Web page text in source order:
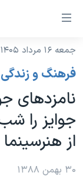
لینکهای
دسترسی
جهش
محتوای
اصلی
جهش
به
صفحه
خانه
نسخه سبک
موضوع ها
ایران
آمریکا
جهان
برنامه های
جدول برنامه ها
صفحه‌های ویژه
جمعه ۱۶ مرداد ۱۴۰۵ ایران ۱۰:۵۶
فرهنگ و زندگی
نامزدهای
جوایز را
از
۳۰ بهمن ۱۳۸۸